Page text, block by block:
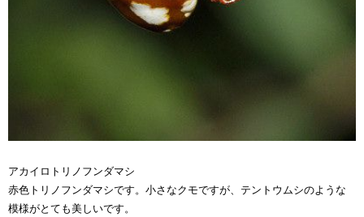
アカイロトリノフンダマシ
赤色トリノフンダマシです。小さなクモですが、テントウムシのような
模様がとても美しいです。